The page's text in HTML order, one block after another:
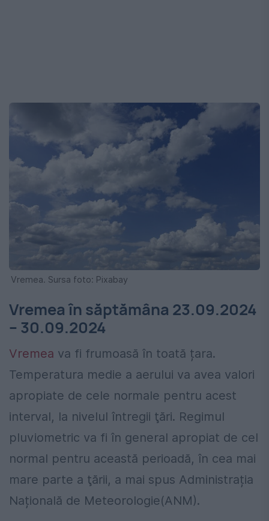
Vremea. Sursa foto: Pixabay
Vremea în săptămâna 23.09.2024
– 30.09.2024
Vremea va fi frumoasă în toată țara.
Temperatura medie a aerului va avea valori
apropiate de cele normale pentru acest
interval, la nivelul întregii ţări. Regimul
pluviometric va fi în general apropiat de cel
normal pentru această perioadă, în cea mai
mare parte a ţării, a mai spus Administrația
Națională de Meteorologie(ANM).